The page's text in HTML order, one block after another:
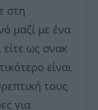
στη
μαζί με ένα
ως σνακ
είναι
τους
για